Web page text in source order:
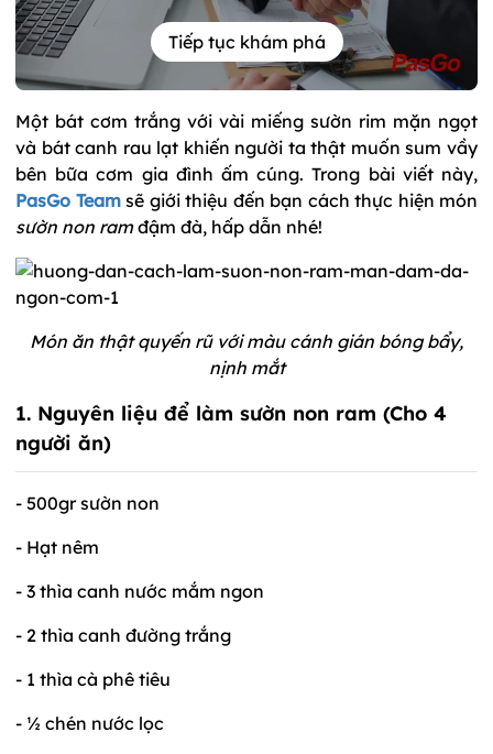
Tiếp tục khám phá
Một bát cơm trắng với vài miếng sườn rim mặn ngọt
và bát canh rau lạt khiến người ta thật muốn sum vầy
bên bữa cơm gia đình ấm cúng. Trong bài viết này,
PasGo Teamsẽ giới thiệu đến bạn cách thực hiện món
sườn non ramđậm đà, hấp dẫn nhé!
Món ăn thật quyến rũ với màu cánh gián bóng bẩy,
nịnh mắt
1. Nguyên liệu để làm sườn non ram (Cho 4
người ăn)
- 500gr sườn non
- Hạt nêm
- 3 thìa canh nước mắm ngon
- 2 thìa canh đường trắng
- 1 thìa cà phê tiêu
- ½ chén nước lọc